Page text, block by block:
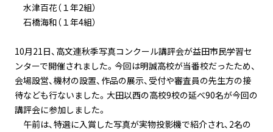
水津百花（１年2組）
石橋海和（１年4組）
10月21日、高文連秋季写真コンクール講評会が益田市民学習セ
ンターで開催されました。今回は明誠高校が当番校だったため、
会場設営、機材の設置、作品の展示、受付や審査員の先生方の接
待なども行ないました。大田以西の高校9校の延べ90名が今回の
講評会に参加しました。
午前は、特選に入賞した写真が実物投影機で紹介され、2名の